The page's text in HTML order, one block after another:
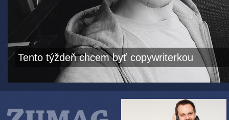
Tento týždeň chcem byť copywriterkou